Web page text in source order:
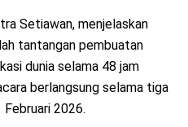
Setiawan, menjelaskan
tantangan pembuatan
dunia selama 48 jam
berlangsung selama tiga
Februari 2026.